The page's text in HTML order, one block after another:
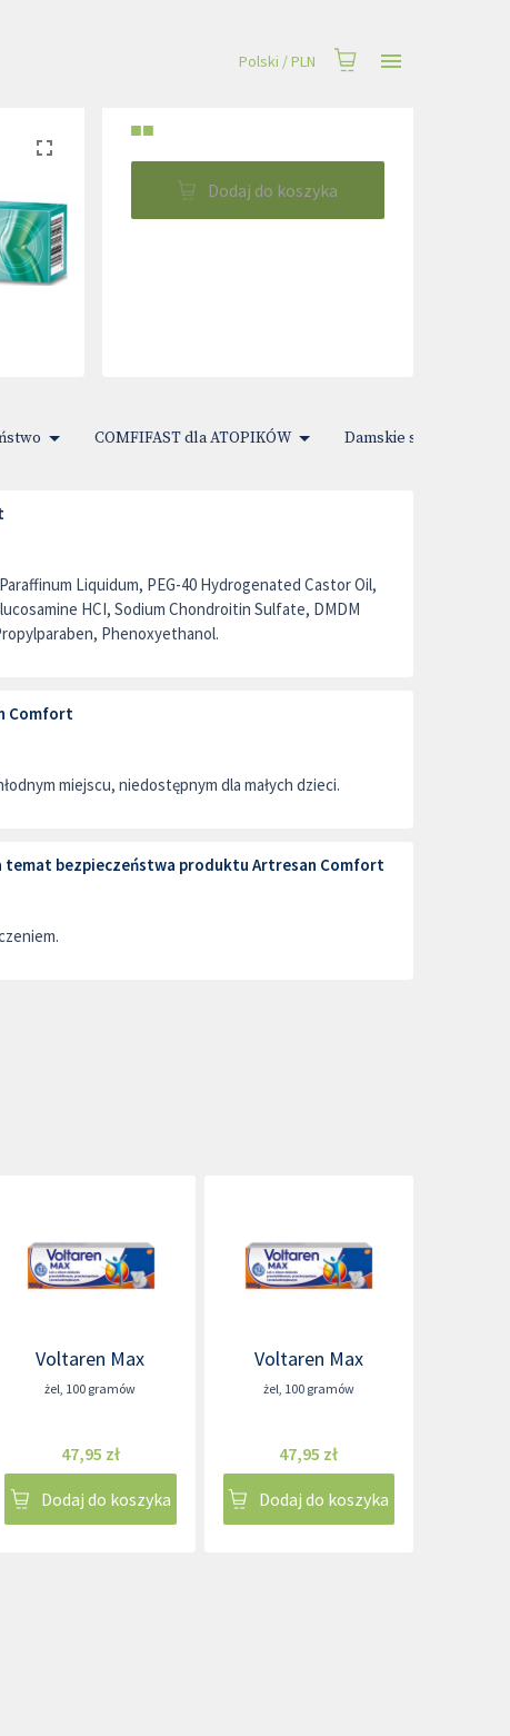
Polski /PLN
■■
Dodaj do koszyka
COMFIFAST dla ATOPIKÓW Damskie sprawy
Liquidum, PEG-40 Hydrogenated Castor Oil,
HCI, Sodium Chondroitin Sulfate, DMDM
Phenoxyethanol.
Comfort
miejscu, niedostępnym dla małych dzieci.
temat bezpieczeństwa produktu Artresan Comfort
Voltaren Max
żel, 100 gramów
47,95 zł
Dodaj do koszyka
Voltaren Max
żel, 100 gramów
47,95 zł
Dodaj do koszyka